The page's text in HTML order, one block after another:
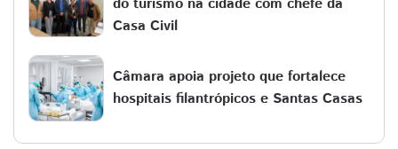
Casa Civil
Câmara apoia projeto que fortalece
hospitais filantrópicos e Santas Casas